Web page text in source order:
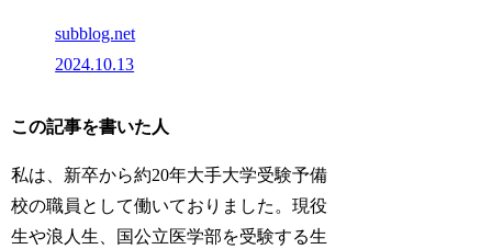
subblog.net
2024.10.13
この記事を書いた人
私は、新卒から約20年大手大学受験予備
校の職員として働いておりました。現役
生や浪人生、国公立医学部を受験する生